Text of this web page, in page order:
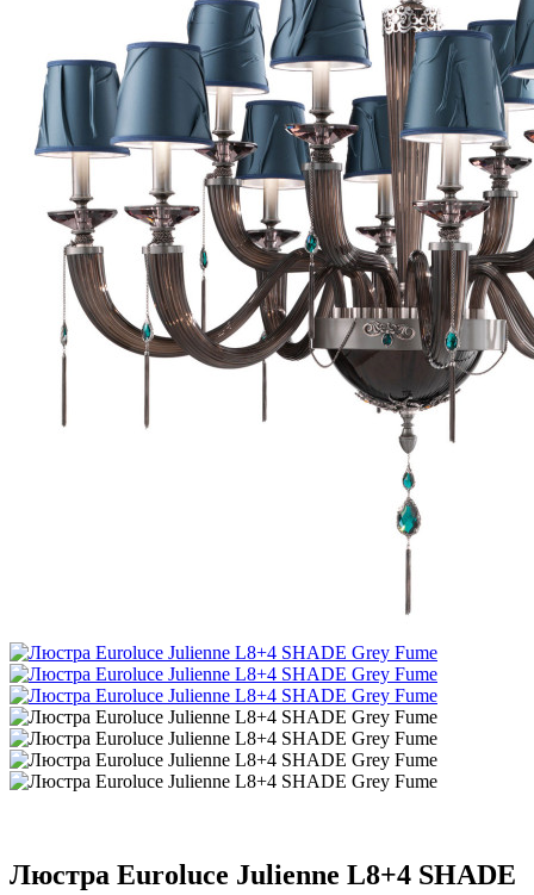
Люстра Euroluce Julienne L8+4 SHADE